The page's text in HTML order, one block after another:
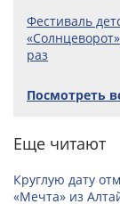
Фестиваль
раз
Посмотреть
Еще читают
Круглую дату
«Мечта» из